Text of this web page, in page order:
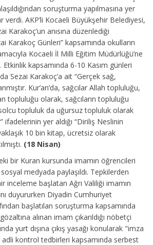
soruşturma yapılmasına yer
verdi. AKP’li Kocaeli Büyükşehir Belediyesi,
Karakoç’un anısına düzenlediği
Karakoç Günleri” kapsamında okulların
Kocaeli İl Milli Eğitim Müdürlüğü’ne
Etkinlik kapsamında 6-10 Kasım günleri
Sezai Karakoç’a ait “Gerçek sağ,
Kur’an’da, sağcılar Allah topluluğu,
topluluğu olarak, sağcıların topluluğu
topluluk da uğursuz topluluk olarak
ifadelerinin yer aldığı “Diriliş Neslinin
10 bin kitap, ücretsiz olarak
(18 Nisan)
bir Kuran kursunda imamın öğrencileri
medyada paylaşıldı. Tepkilerden
inceleme başlatan Ağrı Valiliği imamın
duyururken Diyadin Cumhuriyet
başlatılan soruşturma kapsamında
alınan imam çıkarıldığı nöbetçi
yurt dışına çıkış yasağı konularak "imza
kontrol tedbirleri kapsamında serbest